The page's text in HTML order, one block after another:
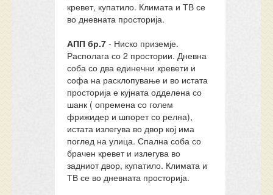
кревет, купатило. Климата и ТВ се
во дневната просторија.
АПП бр.7 - Ниско приземје.
Располага со 2 простории. Дневна
соба со два единечни кревети и
софа на расклопување и во истата
просторија е кујната одделена со
шанк ( опремена со голем
фрижидер и шпорет со релна),
истата излегува во двор кој има
поглед на улица. Спална соба со
брачен кревет и излегува во
задниот двор, купатило. Климата и
ТВ се во дневната просторија.